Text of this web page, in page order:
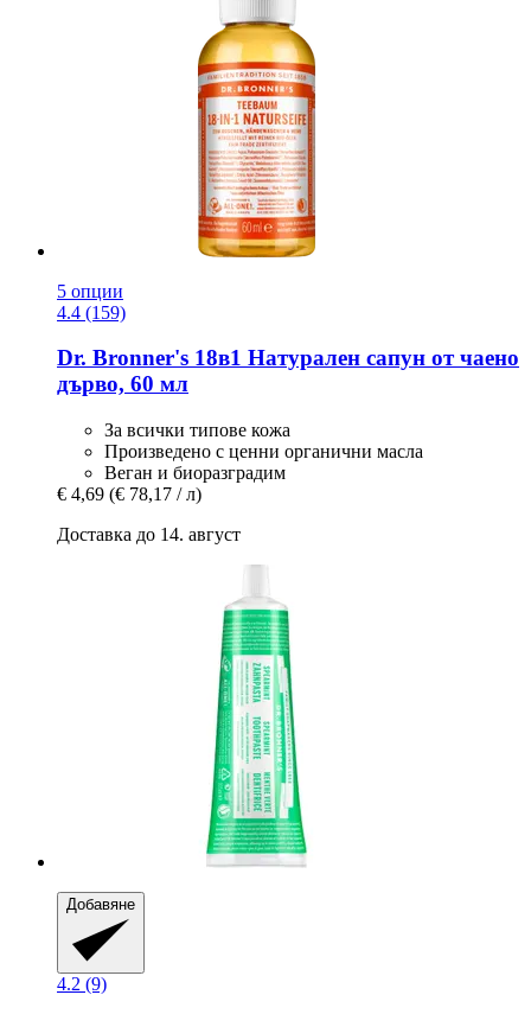
5 опции
4.4 (159)
Dr. Bronner's 18в1 Натурален сапун от чаено
дърво, 60 мл
За всички типове кожа
Произведено с ценни органични масла
Веган и биоразградим
€ 4,69 (€ 78,17 / л)
Доставка до 14. август
Добавяне
4.2 (9)